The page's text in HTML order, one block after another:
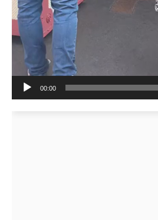
00:00